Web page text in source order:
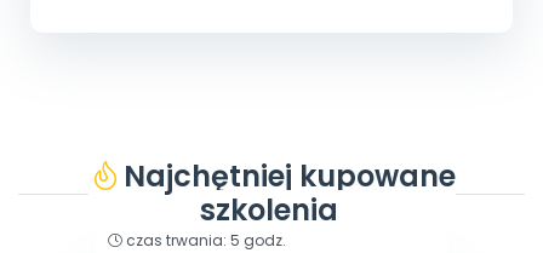
Najchętniej kupowane
szkolenia
typ: szkolenie filmowe
czas trwania: 5 godz.